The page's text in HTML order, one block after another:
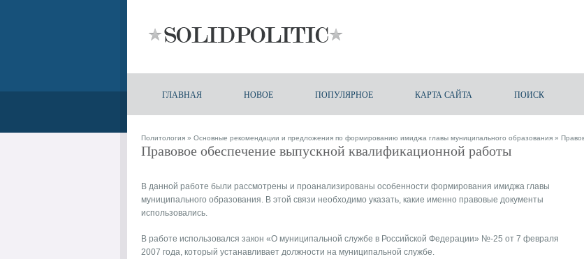
ГЛАВНАЯ НОВОЕ ПОПУЛЯРНОЕ КАРТА САЙТА ПОИСК
Политология » Основные рекомендации и предложения по формированию имиджа главы муниципального образования »
Правовое обеспечение выпускной квалификационной работы
В данной работе были рассмотрены и проанализированы особенности формирования имиджа главы
муниципального образования. В этой связи необходимо указать, какие именно правовые документы
использовались.
В работе использовался закон «О муниципальной службе в Российской Федерации» №-25 от 7 февраля
2007 года, который устанавливает должности на муниципальной службе.